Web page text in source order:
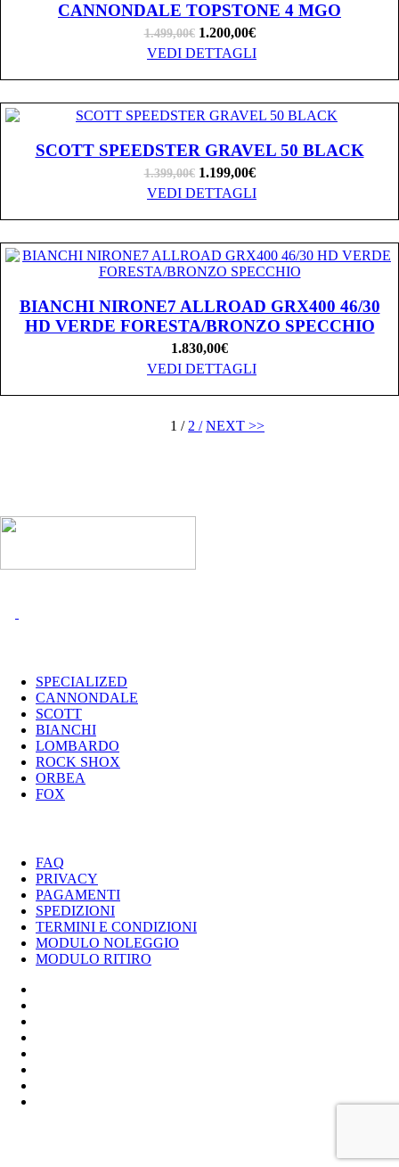
CANNONDALE TOPSTONE 4 MGO
1.499,00€ 1.200,00€
VEDI DETTAGLI
SCOTT SPEEDSTER GRAVEL 50 BLACK
1.399,00€ 1.199,00€
VEDI DETTAGLI
BIANCHI NIRONE7 ALLROAD GRX400 46/30
HD VERDE FORESTA/BRONZO SPECCHIO
1.830,00€
VEDI DETTAGLI
1 / 2 / NEXT >>
SPECIALIZED
CANNONDALE
SCOTT
BIANCHI
LOMBARDO
ROCK SHOX
ORBEA
FOX
FAQ
PRIVACY
PAGAMENTI
SPEDIZIONI
TERMINI E CONDIZIONI
MODULO NOLEGGIO
MODULO RITIRO